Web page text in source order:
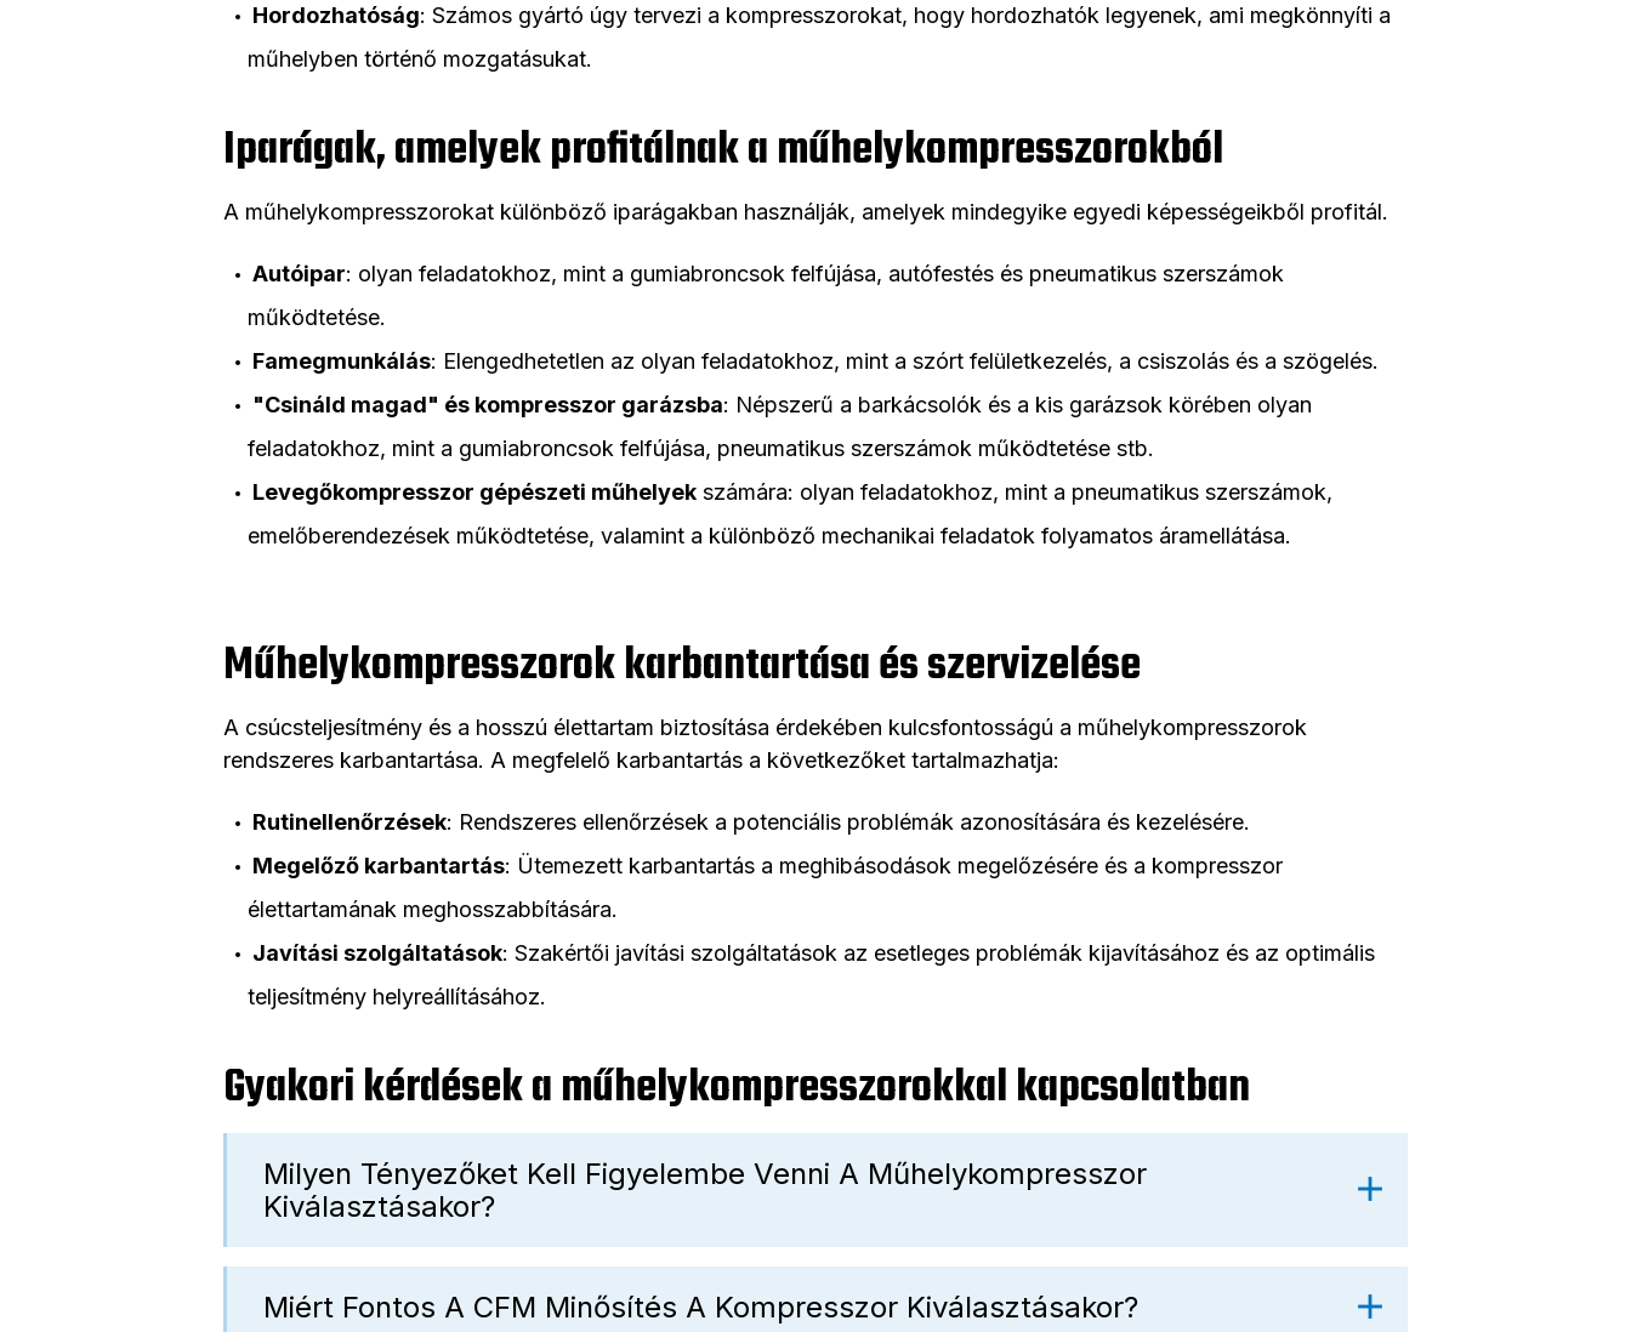
Hordozhatóság: Számos gyártó úgy tervezi a kompresszorokat, hogy hordozhatók legyenek, ami megkönnyíti a
műhelyben történő mozgatásukat.
Iparágak, amelyek profitálnak a műhelykompresszorokból
A műhelykompresszorokat különböző iparágakban használják, amelyek mindegyike egyedi képességeikből profitál.
Autóipar: olyan feladatokhoz, mint a gumiabroncsok felfújása, autófestés és pneumatikus szerszámok
működtetése.
Famegmunkálás: Elengedhetetlen az olyan feladatokhoz, mint a szórt felületkezelés, a csiszolás és a szögelés.
"Csináld magad" és kompresszor garázsba: Népszerű a barkácsolók és a kis garázsok körében olyan
feladatokhoz, mint a gumiabroncsok felfújása, pneumatikus szerszámok működtetése stb.
Levegőkompresszor gépészeti műhelyek számára: olyan feladatokhoz, mint a pneumatikus szerszámok,
emelőberendezések működtetése, valamint a különböző mechanikai feladatok folyamatos áramellátása.
Műhelykompresszorok karbantartása és szervizelése
A csúcsteljesítmény és a hosszú élettartam biztosítása érdekében kulcsfontosságú a műhelykompresszorok
rendszeres karbantartása. A megfelelő karbantartás a következőket tartalmazhatja:
Rutinellenőrzések: Rendszeres ellenőrzések a potenciális problémák azonosítására és kezelésére.
Megelőző karbantartás: Ütemezett karbantartás a meghibásodások megelőzésére és a kompresszor
élettartamának meghosszabbítására.
Javítási szolgáltatások: Szakértői javítási szolgáltatások az esetleges problémák kijavításához és az optimális
teljesítmény helyreállításához.
Gyakori kérdések a műhelykompresszorokkal kapcsolatban
Milyen Tényezőket Kell Figyelembe Venni A Műhelykompresszor
Kiválasztásakor?
Miért Fontos A CFM Minősítés A Kompresszor Kiválasztásakor?